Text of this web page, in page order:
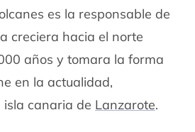
es la responsable de
creciera hacia el norte
años y tomara la forma
en la actualidad,
canaria de Lanzarote.